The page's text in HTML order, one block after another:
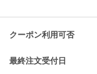
クーポン利用可否
最終注文受付日